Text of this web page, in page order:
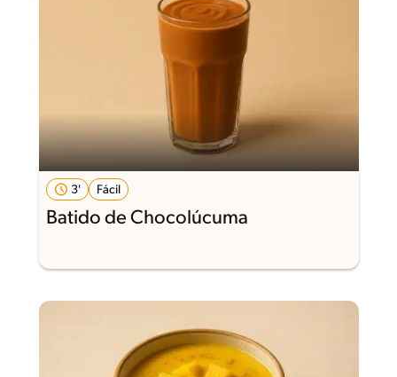
3' Fácil
Batido de Chocolúcuma